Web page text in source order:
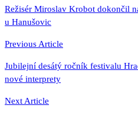
Navigace
pro
příspěvek
Režisér Miroslav Krobot dokončil
u Hanušovic
Previous Article
Jubilejní desátý ročník festivalu
nové interprety
Next Article